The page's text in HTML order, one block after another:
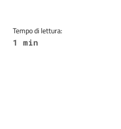
Tempo di lettura:
1 min